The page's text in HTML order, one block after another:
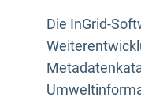
Die InGrid-